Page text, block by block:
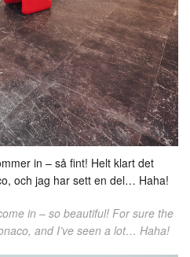
in – så fint! Helt klart det
och jag har sett en del… Haha!
in – so beautiful! For sure the
and I’ve seen a lot… Haha!